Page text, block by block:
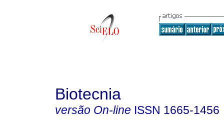
Biotecnia
versão On-line ISSN 1665-1456